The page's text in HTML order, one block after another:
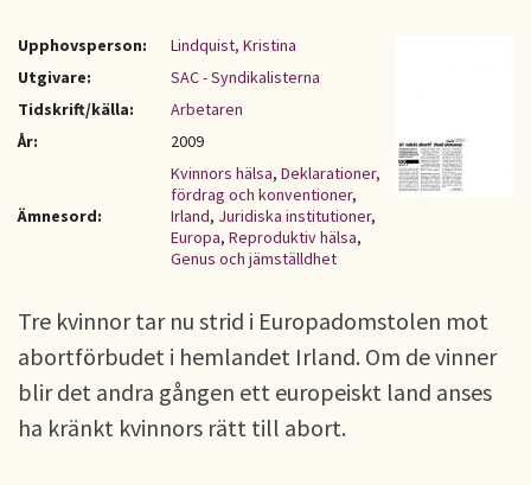
Upphovsperson:
Lindquist, Kristina
Utgivare:
SAC - Syndikalisterna
Tidskrift/källa:
Arbetaren
År:
2009
Ämnesord:
Kvinnors hälsa, Deklarationer,
fördrag och konventioner,
Irland, Juridiska institutioner,
Europa, Reproduktiv hälsa,
Genus och jämställdhet
Tre kvinnor tar nu strid i Europadomstolen mot
abortförbudet i hemlandet Irland. Om de vinner
blir det andra gången ett europeiskt land anses
ha kränkt kvinnors rätt till abort.